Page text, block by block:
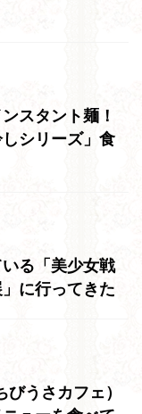
スタント麺！
シリーズ」食
る「美少女戦
に行ってきた
うさカフェ）